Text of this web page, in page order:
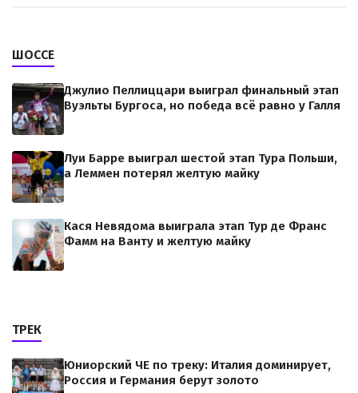
ШОССЕ
Джулио Пеллиццари выиграл финальный этап
Вуэльты Бургоса, но победа всё равно у Галля
Луи Барре выиграл шестой этап Тура Польши,
а Леммен потерял желтую майку
Кася Невядома выиграла этап Тур де Франс
Фамм на Ванту и желтую майку
ТРЕК
Юниорский ЧЕ по треку: Италия доминирует,
Россия и Германия берут золото